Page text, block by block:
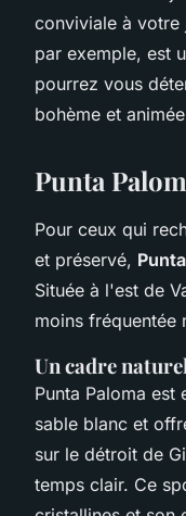
conviviale à votre
par exemple, est
pourrez vous
bohème et
Punta
Pour ceux qui
et préservé,
Située à l'est de
moins fréquentée
Un cadre
Punta Paloma est
sable blanc et
sur le détroit de
temps clair. Ce